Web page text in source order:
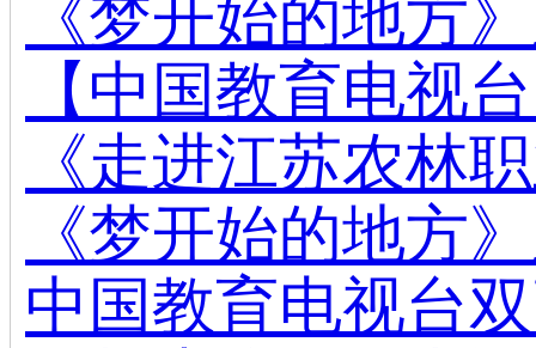
《梦开始的地方
【中国教育电视
《走进江苏农林
《梦开始的地方
中国教育电视台